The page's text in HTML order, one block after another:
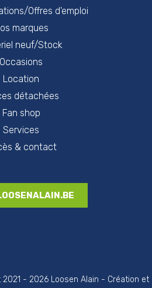
Offres d'emploi
marques
neuf/Stock
Occasions
Location
détachées
Fan shop
Services
& contact
2021 - 2026 Loosen Alain - Création et